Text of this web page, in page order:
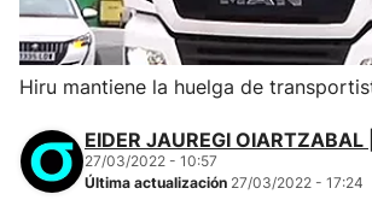
Hiru mantiene la huelga de
EIDER JAUREGI OIARTZABAL
27/03/2022 - 10:57
Última actualización 27/03/2022 - 17:24